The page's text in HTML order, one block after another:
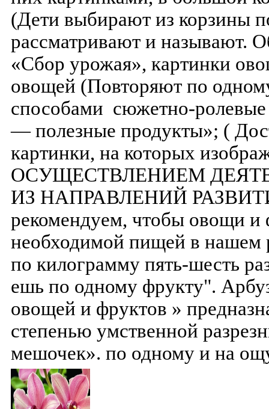
(Дети выбирают из корзины
рассматривают и называют.
«Сбор урожая», картинки
овощей (Повторяют по
способами сюжетно-
— полезные продукты»; (
картинки, на которых
ОСУЩЕСТВЛЕНИЕМ
ИЗ НАПРАВЛЕНИЙ
рекомендуем, чтобы овощи и
необходимой пищей в
по килограмму пять-шесть
ешь по одному фрукту".
овощей и фруктов »
степенью умственной
мешочек». по одному и на